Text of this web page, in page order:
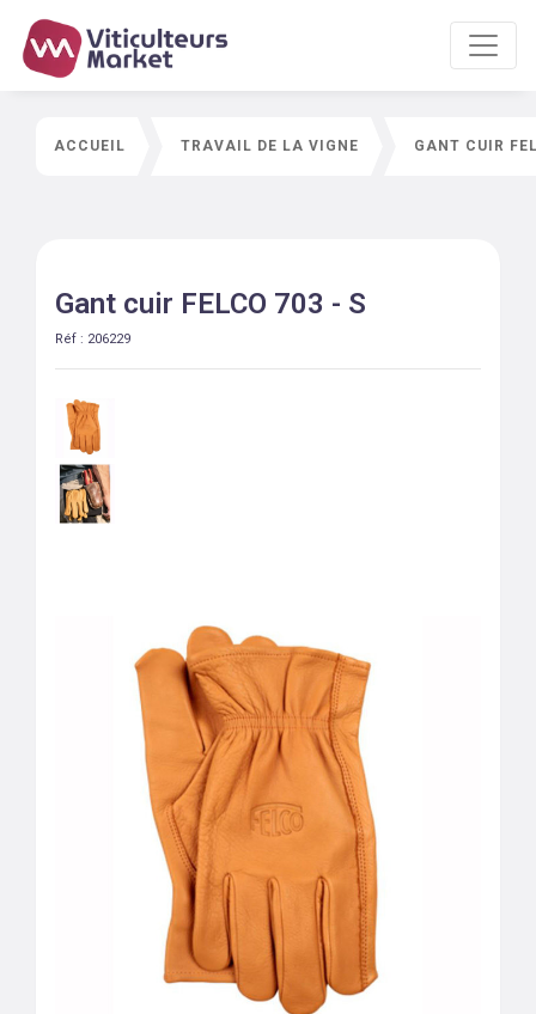
ACCUEIL TRAVAIL DE LA VIGNE GANT CUIR
Gant cuir FELCO 703 - S
Réf : 206229